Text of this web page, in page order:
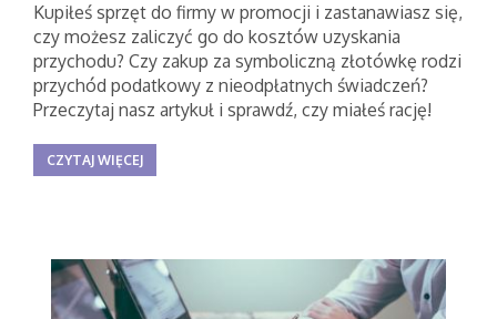
Kupiłeś sprzęt do firmy w promocji i zastanawiasz się,
czy możesz zaliczyć go do kosztów uzyskania
przychodu? Czy zakup za symboliczną złotówkę rodzi
przychód podatkowy z nieodpłatnych świadczeń?
Przeczytaj nasz artykuł i sprawdź, czy miałeś rację!
CZYTAJ WIĘCEJ